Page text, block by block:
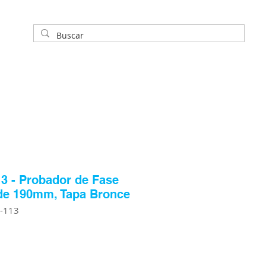
- Probador de Fase
190mm, Tapa Bronce
113